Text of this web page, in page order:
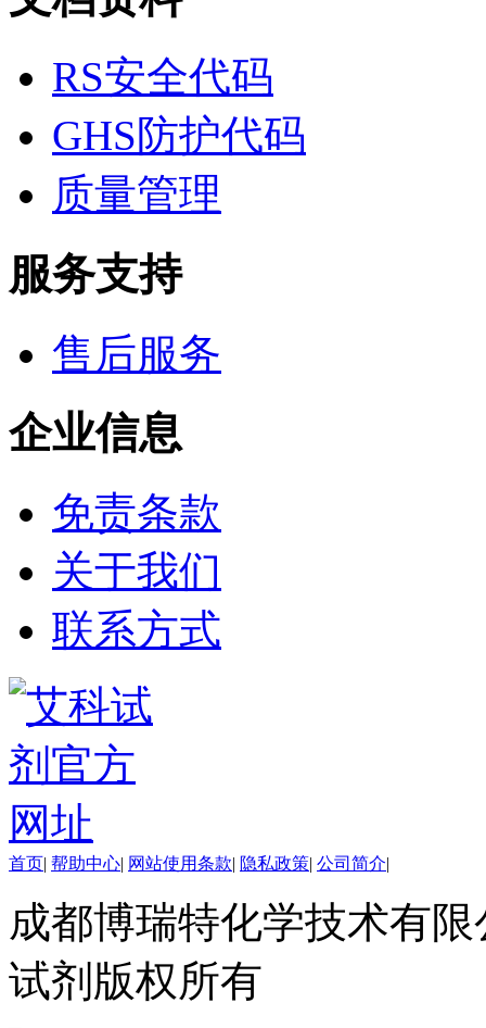
医药中间体
生物/化学试剂
核酸
碳水化合物
抗生素
螯合剂/变性剂
酶、辅酶
季铵盐
L-氨基酸
其它生化试剂
BOC-氨基酸
Fmoc-氨基酸
D-氨基酸
DL-氨基酸
氨基醇
多肽
手性产品
培养基
稀土/稀有金属试剂
银
铈
镨
铟
镧
铼
锆
金
铯
铷
铑
镱
RS安全代码
GHS防护代码
质量管理
服务支持
售后服务
企业信息
免责条款
关于我们
联系方式
首页| 帮助中心| 网站使用条款| 隐私政策| 公司简介|
成都博瑞特化学技术有
试剂版权所有